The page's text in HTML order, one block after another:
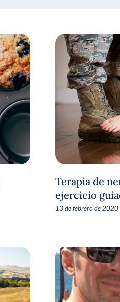
Terapia de
ejercicio
13 de febrero de 2020